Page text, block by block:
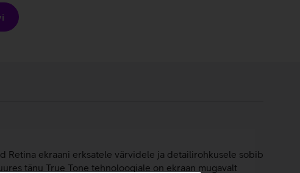
Retina ekraani erksatele värvidele ja detailirohkusele sobib
tänu True Tone tehnoloogiale on ekraan mugavalt